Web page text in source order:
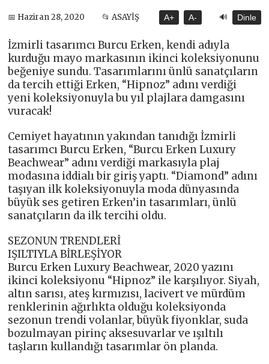
📅 Haziran 28, 2020 📂 ASAYİŞ A+ A- 🔊 Dinle
İzmirli tasarımcı Burcu Erken, kendi adıyla
kurduğu mayo markasının ikinci koleksiyonunu
beğeniye sundu. Tasarımlarını ünlü sanatçıların
da tercih ettiği Erken, “Hipnoz” adını verdiği
yeni koleksiyonuyla bu yıl plajlara damgasını
vuracak!
Cemiyet hayatının yakından tanıdığı İzmirli
tasarımcı Burcu Erken, “Burcu Erken Luxury
Beachwear” adını verdiği markasıyla plaj
modasına iddialı bir giriş yaptı. “Diamond” adını
taşıyan ilk koleksiyonuyla moda dünyasında
büyük ses getiren Erken’in tasarımları, ünlü
sanatçıların da ilk tercihi oldu.
SEZONUN TRENDLERİ
IŞILTIYLA BİRLEŞİYOR
Burcu Erken Luxury Beachwear, 2020 yazını
ikinci koleksiyonu “Hipnoz” ile karşılıyor. Siyah,
altın sarısı, ateş kırmızısı, lacivert ve mürdüm
renklerinin ağırlıkta olduğu koleksiyonda
sezonun trendi volanlar, büyük fiyonklar, suda
bozulmayan pirinç aksesuvarlar ve ışıltılı
taşların kullandığı tasarımlar ön planda.